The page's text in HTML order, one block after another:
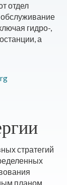
отдел
обслуживание
гидро-,
а
стратегий
планом